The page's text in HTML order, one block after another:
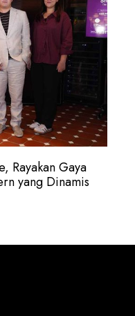
Rayakan Gaya
yang Dinamis